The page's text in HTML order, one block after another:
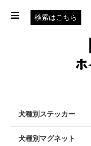
犬種別ステッカー
犬種別マグネット